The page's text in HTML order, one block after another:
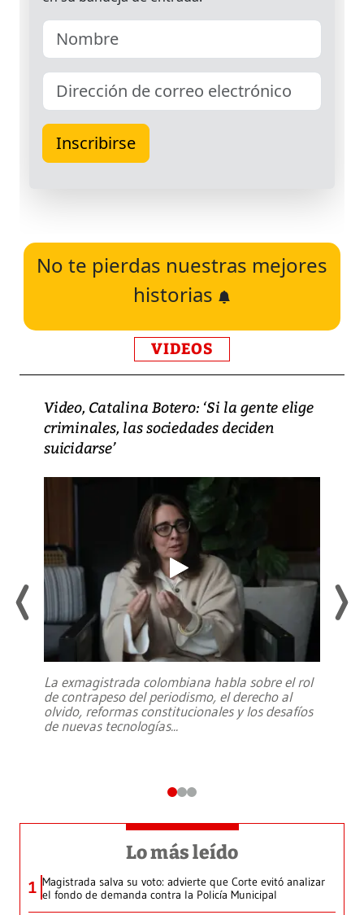
No te pierdas nuestras mejores
historias
VIDEOS
Video, Catalina Botero: ‘Si la gente elige
criminales, las sociedades deciden
suicidarse’
La exmagistrada colombiana habla sobre el rol
de contrapeso del periodismo, el derecho al
olvido, reformas constitucionales y los desafíos
de nuevas tecnologías...
Lo más leído
1 Magistrada salva su voto: advierte que Corte evitó analizar
el fondo de demanda contra la Policía Municipal